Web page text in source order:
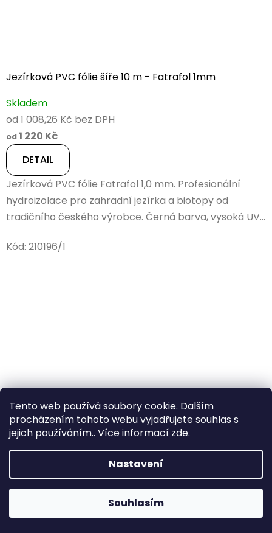
Tento web používá soubory cookie. Dalším
procházením tohoto webu vyjadřujete souhlas s
jejich používáním.. Více informací zde.
Nastavení
Souhlasím
Jezírková PVC fólie šíře 10 m - Fatrafol 1mm
Skladem
od 1 008,26 Kč bez DPH
od1 220 Kč
DETAIL
Jezírková PVC fólie Fatrafol 1,0 mm. Profesionální
hydroizolace pro zahradní jezírka a biotopy od
tradičního českého výrobce. Černá barva, vysoká UV...
Kód: 210196/1
Jezírková fólie PVC šíře 4 m - Ubbink 0,5mm
Skladem
od380 Kč